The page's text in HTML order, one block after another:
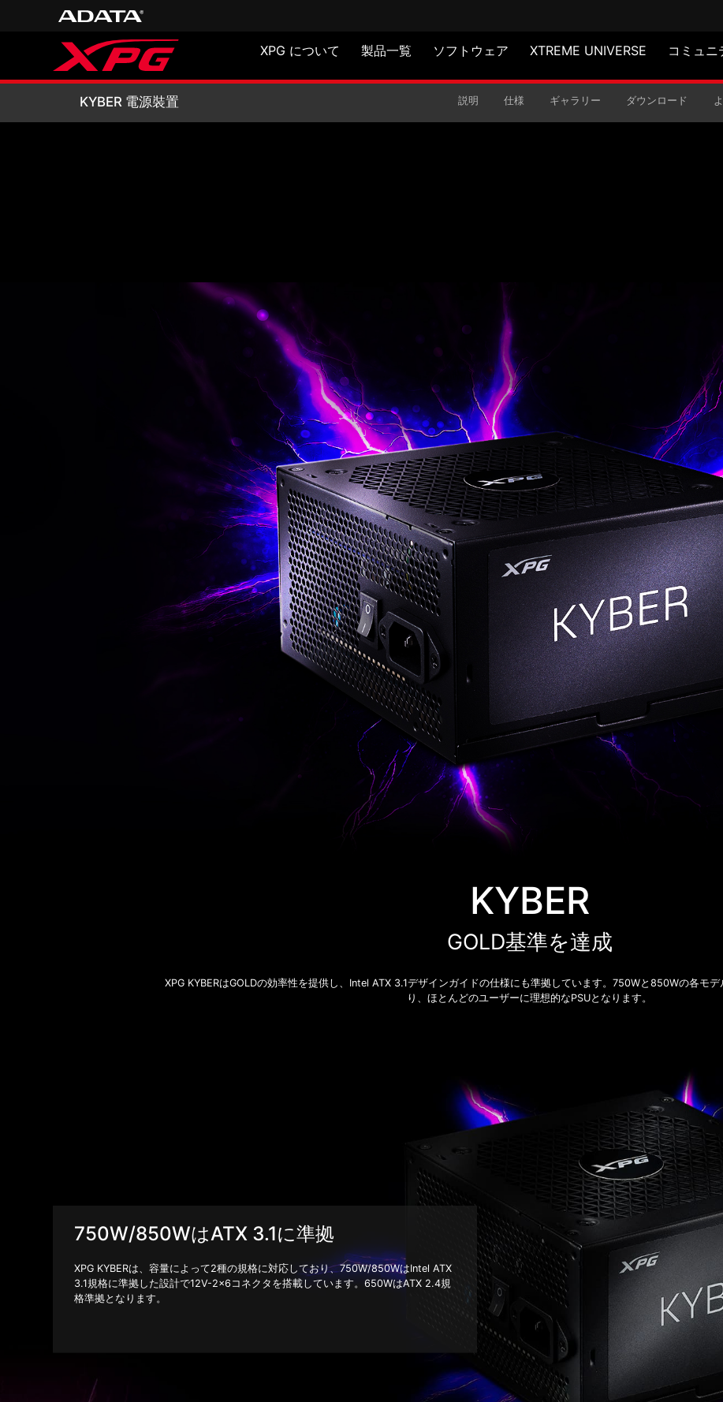
XPG について 製品一覧 ソフトウェア XTREME UNIVERSE コミュニ
KYBER 電源裝置
KYBER 電源裝置 説明 仕様 ギャラリー ダウンロード
KYBER
GOLD基準を達成
XPG KYBERはGOLDの効率性を提供し、Intel ATX 3.1デザインガイドの仕様にも準拠しています。750Wと850Wの各モ
り、ほとんどのユーザーに理想的なPSUとなります。
750W/850WはATX 3.1に準拠
XPG KYBERは、容量によって2種の規格に対応しており、750W/850WはIntel ATX
3.1規格に準拠した設計で12V-2x6コネクタを搭載しています。650WはATX 2.4規
格準拠となります。